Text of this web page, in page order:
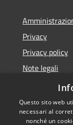
Privacy
Privacy policy
Note legali
Dichiarazione
Questo sito web
necessari al
nonché un